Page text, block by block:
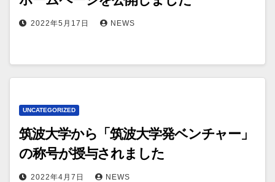
2022年5月17日 NEWS
UNCATEGORIZED
筑波大学から「筑波大学発ベンチャー」
の称号が授与されました
2022年4月7日 NEWS